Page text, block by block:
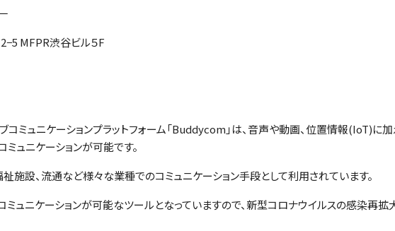
MFPR渋谷ビル５F
コミュニケーションプラットフォーム「Buddycom」は、音声や動画、位置情報(IoT)に加
ュニケーションが可能です。
祉施設、流通など様々な業種でのコミュニケーション手段として利用されています。
ュニケーションが可能なツールとなっていますので、新型コロナウイルスの感染再拡